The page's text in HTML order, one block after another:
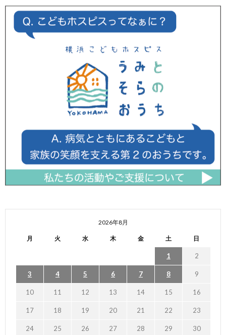
2026年8月
月 火 水 木 金 土 日
1 2
3 4 5 6 7 8 9
10 11 12 13 14 15 16
17 18 19 20 21 22 23
24 25 26 27 28 29 30